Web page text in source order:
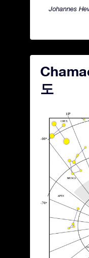
Johannes
도